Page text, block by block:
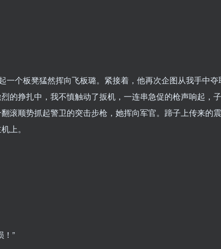
一个板凳猛然挥向飞板璐。紧接着，他再次企图从我手中
的挣扎中，我不慎触动了扳机，一连串急促的枪声响起，
滚顺势抓起警卫的突击步枪，她挥向军官。蹄子上传来的
上。
！”